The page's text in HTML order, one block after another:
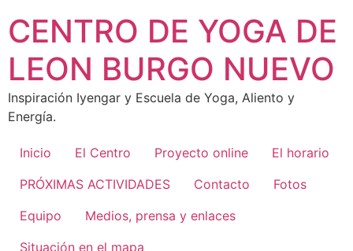
to
content
CENTRO DE YOGA DE
LEON BURGO NUEVO
Inspiración Iyengar y Escuela de Yoga, Aliento y
Energía.
Inicio El Centro Proyecto online
El horario
PRÓXIMAS ACTIVIDADES
Contacto
Fotos
Equipo
Medios, prensa y enlaces
Situación en el mapa